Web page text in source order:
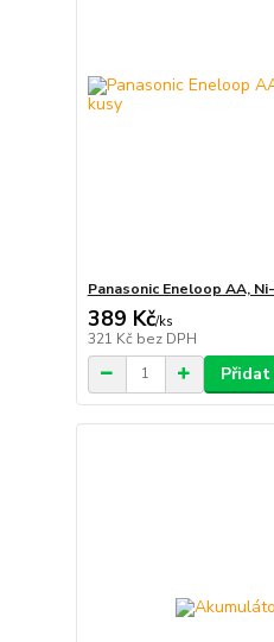
Panasonic Eneloop AA,
389 Kč/ks
321 Kč bez DPH